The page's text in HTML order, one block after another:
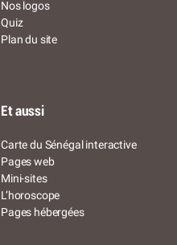
Nos logos
Quiz
Plan du site
Et aussi
Carte du Sénégal interactive
Pages web
Mini-sites
L’horoscope
Pages hébergées